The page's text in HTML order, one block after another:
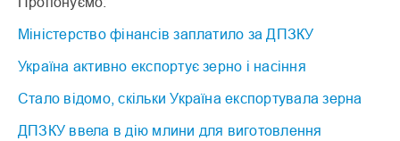
Міністерство фінансів заплатило за ДПЗКУ
Україна активно експортує зерно і насіння
Стало відомо, скільки Україна експортувала зерна
ДПЗКУ ввела в дію млини для виготовлення